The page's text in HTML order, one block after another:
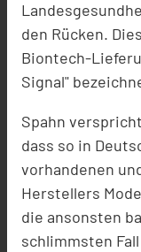
den Rücken.
Biontech-
Signal"
Spahn
dass so in
vorhandenen
Herstellers
die ansonsten
schlimmsten